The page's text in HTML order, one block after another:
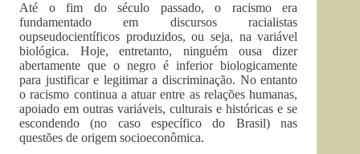
Até o fim do século passado, o racismo era
fundamentado em discursos racialistas
oupseudocientíficos produzidos, ou seja, na variável
biológica. Hoje, entretanto, ninguém ousa dizer
abertamente que o negro é inferior biologicamente
para justificar e legitimar a discriminação. No entanto
o racismo continua a atuar entre as relações humanas,
apoiado em outras variáveis, culturais e históricas e se
escondendo (no caso específico do Brasil) nas
questões de origem socioeconômica.